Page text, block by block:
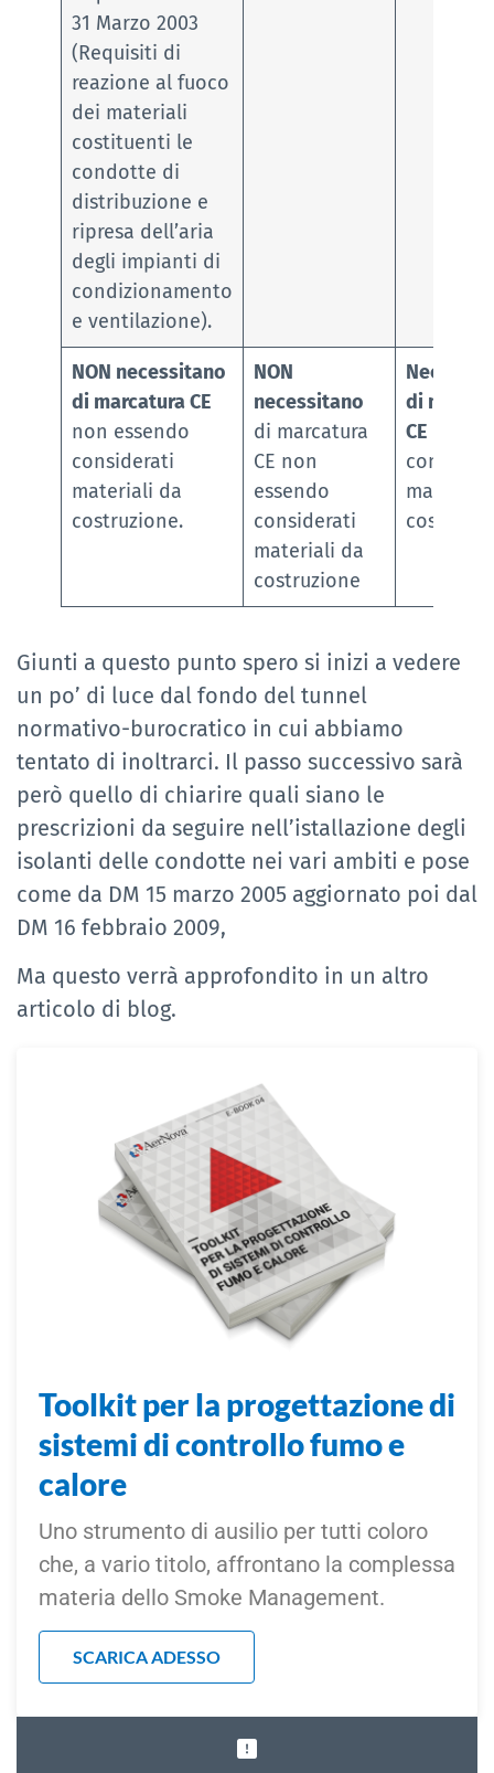
31 Marzo 2003
(Requisiti di
reazione al fuoco
dei materiali
costituenti le
condotte di
distribuzione e
ripresa dell’aria
degli impianti di
condizionamento
e ventilazione).
NON necessitano
di marcatura CE
non essendo
considerati
materiali da
costruzione.
NON
necessitano
di marcatura
CE non
essendo
considerati
materiali da
costruzione
di
CE
materiali
Giunti a questo punto spero si inizi a vedere
un po’ di luce dal fondo del tunnel
normativo-burocratico in cui abbiamo
tentato di inoltrarci. Il passo successivo sarà
però quello di chiarire quali siano le
prescrizioni da seguire nell’istallazione degli
isolanti delle condotte nei vari ambiti e pose
come da DM 15 marzo 2005 aggiornato poi dal
DM 16 febbraio 2009,
Ma questo verrà approfondito in un altro
articolo di blog.
Toolkit per la progettazione di
sistemi di controllo fumo e
calore
Uno strumento di ausilio per tutti coloro
che, a vario titolo, affrontano la complessa
materia dello Smoke Management.
SCARICA ADESSO